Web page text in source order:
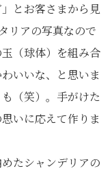
とお客さまから見
リアの写真なので
（球体）を組み合
いいな、と思いま
（笑）。手がけた
いに応えて作りま
たシャンデリアの